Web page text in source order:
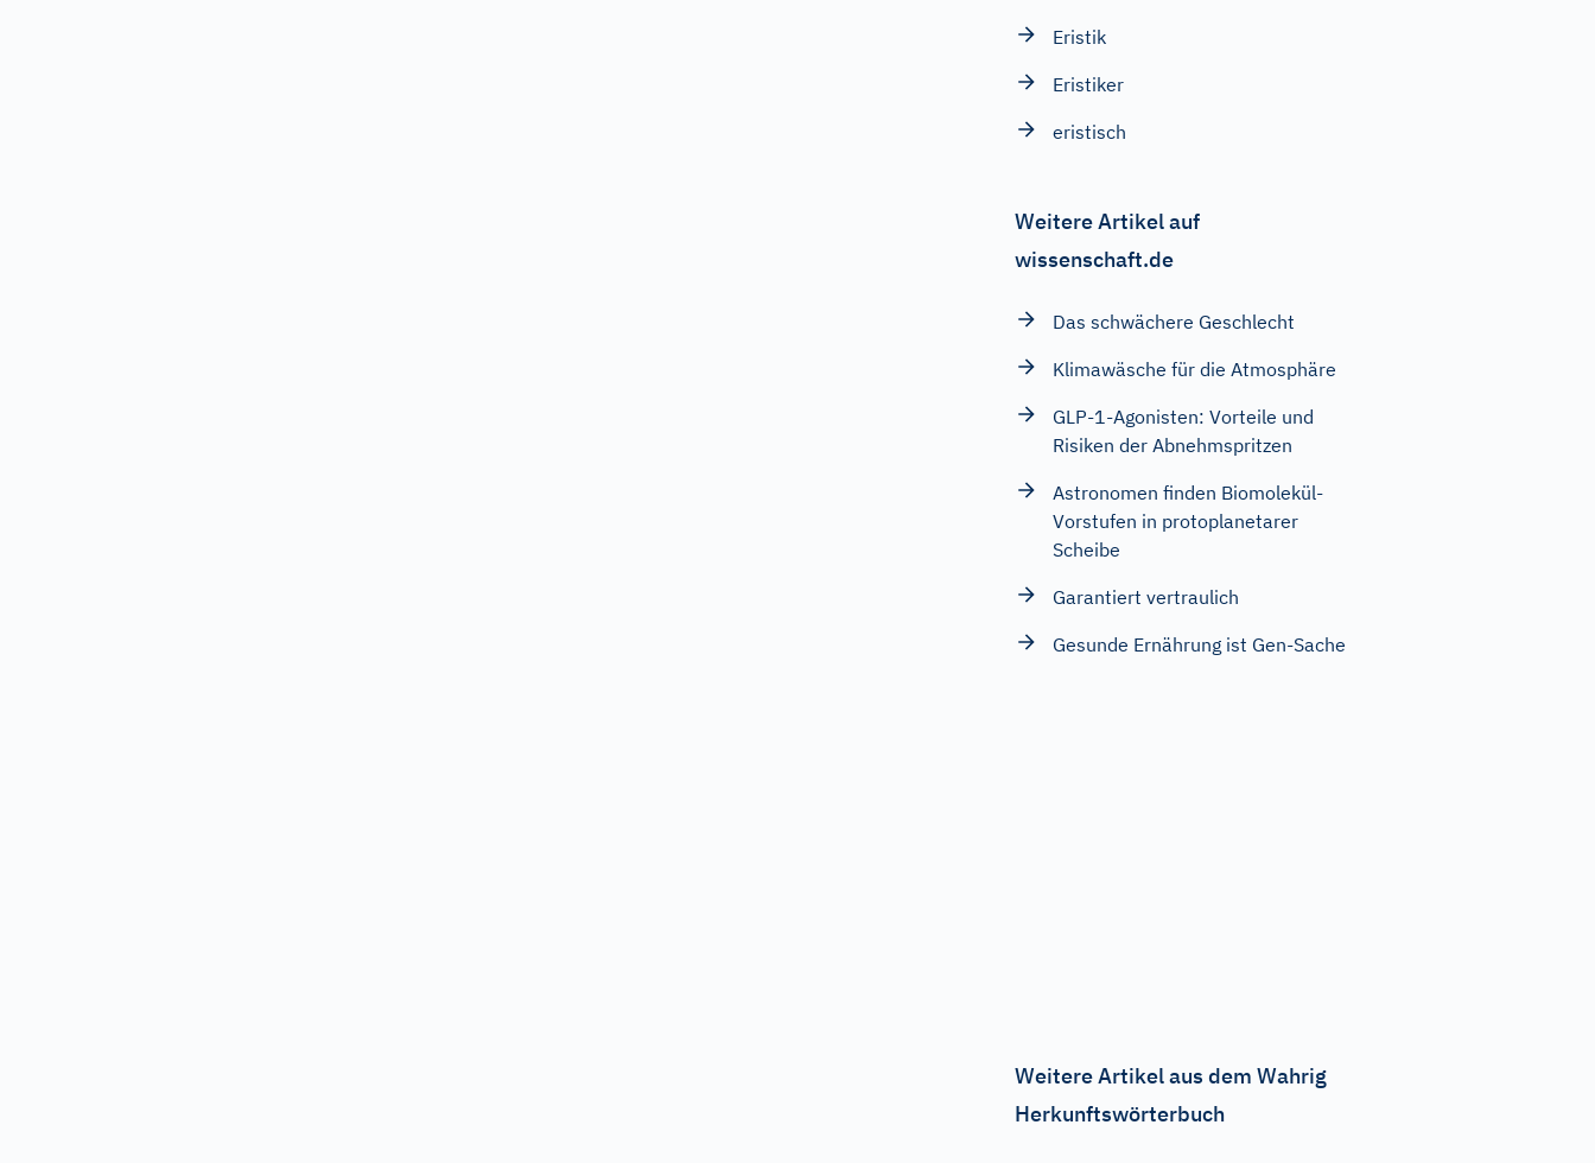
Eristik
Eristiker
eristisch
Weitere Artikel auf
wissenschaft.de
Das schwächere Geschlecht
Klimawäsche für die Atmosphäre
GLP-1-Agonisten: Vorteile und
Risiken der Abnehmspritzen
Astronomen finden Biomolekül-
Vorstufen in protoplanetarer
Scheibe
Garantiert vertraulich
Gesunde Ernährung ist Gen-Sache
Weitere Artikel aus dem Wahrig
Herkunftswörterbuch